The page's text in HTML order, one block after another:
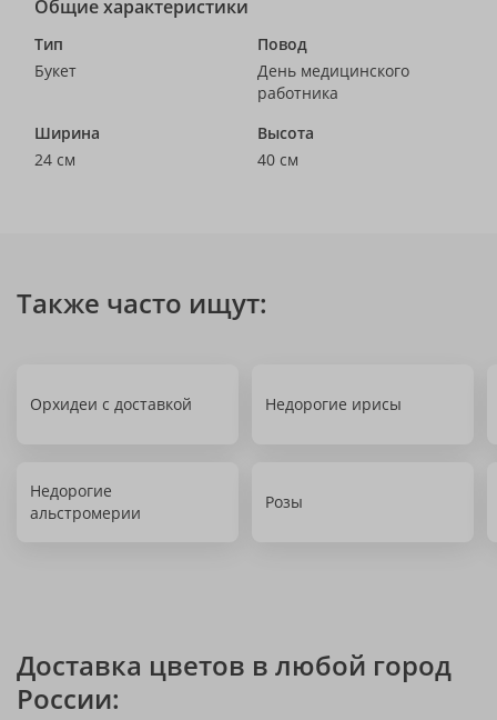
Общие характеристики
Тип
Букет
Повод
День медицинского
работника
Ширина
24 см
Высота
40 см
Также часто ищут:
Орхидеи с доставкой Недорогие ирисы
Недорогие
альстромерии
Розы
Доставка цветов в любой город
России: